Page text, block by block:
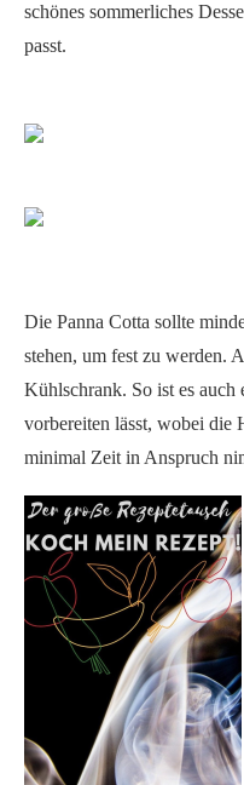
schönes sommerliches
passt.
Die Panna Cotta sollte
stehen, um fest zu werden.
Kühlschrank. So ist es auch
vorbereiten lässt, wobei die
minimal Zeit in Anspruch